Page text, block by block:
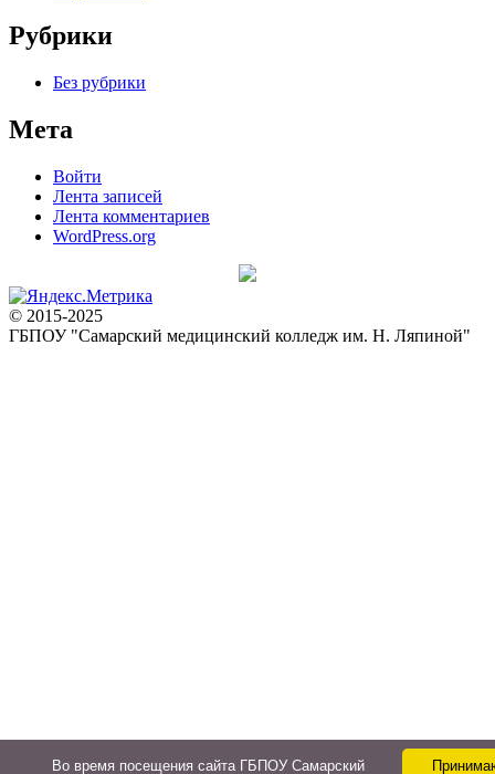
Рубрики
Без рубрики
Мета
Войти
Лента записей
Лента комментариев
WordPress.org
© 2015-2025
ГБПОУ "Самарский медицинский колледж им. Н. Ляпиной"
Во время посещения сайта ГБПОУ Самарский